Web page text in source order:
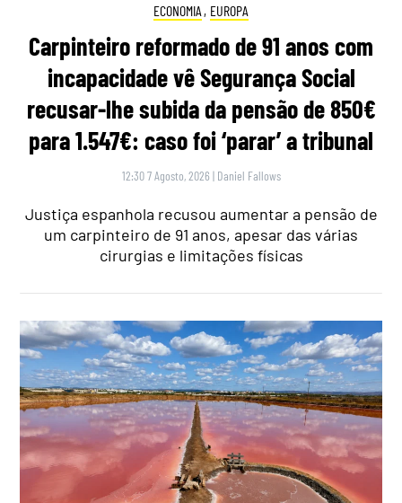
ECONOMIA , EUROPA
Carpinteiro reformado de 91 anos com
incapacidade vê Segurança Social
recusar-lhe subida da pensão de 850€
para 1.547€: caso foi ‘parar’ a tribunal
12:30 7 Agosto, 2026 | Daniel Fallows
Justiça espanhola recusou aumentar a pensão de
um carpinteiro de 91 anos, apesar das várias
cirurgias e limitações físicas